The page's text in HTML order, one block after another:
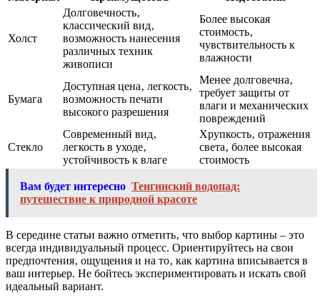
Холст
Долговечность‚
классический вид‚
возможность нанесения
различных техник
живописи
Более высокая
стоимость‚
чувствительность к
влажности
Бумага
Доступная цена‚ легкость‚
возможность печати
высокого разрешения
Менее долговечна‚
требует защиты от
влаги и механических
повреждений
Стекло
Современный вид‚
легкость в уходе‚
устойчивость к влаге
Хрупкость‚ отражения
света‚ более высокая
стоимость
Вам будет интересно Тенгинский водопад:
путешествие к природной красоте
В середине статьи важно отметить‚ что выбор картины – это
всегда индивидуальный процесс. Ориентируйтесь на свои
предпочтения‚ ощущения и на то‚ как картина вписывается в
ваш интерьер. Не бойтесь экспериментировать и искать свой
идеальный вариант.